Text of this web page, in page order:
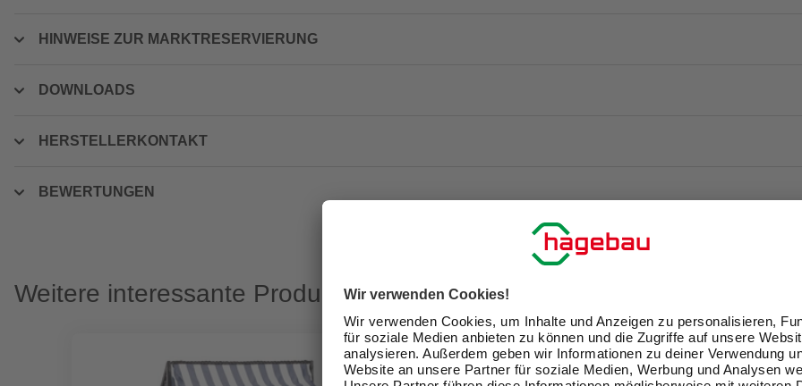
HINWEISE ZUR MARKTRESERVIERUNG
DOWNLOADS
HERSTELLERKONTAKT
BEWERTUNGEN
Weitere interessante Produkte